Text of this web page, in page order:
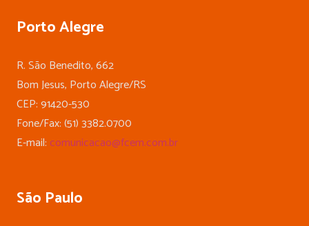
Porto Alegre
R. São Benedito, 662
Bom Jesus, Porto Alegre/RS
CEP: 91420-530
Fone/Fax: (51) 3382.0700
E-mail: comunicacao@fcem.com.br
São Paulo